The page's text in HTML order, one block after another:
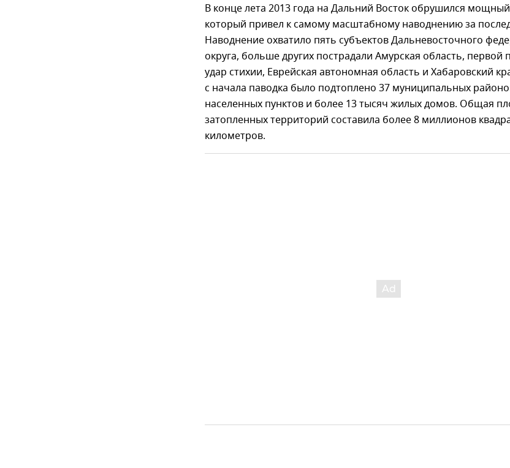
В конце лета 2013 года на Дальний Восток обрушился
который привел к самому масштабному наводнению за
Наводнение охватило пять субъектов Дальневосточного
округа, больше других пострадали Амурская область, первой
удар стихии, Еврейская автономная область и Хабаровский
с начала паводка было подтоплено 37 муниципальных
населенных пунктов и более 13 тысяч жилых домов. Общая
затопленных территорий составила более 8 миллионов
километров.